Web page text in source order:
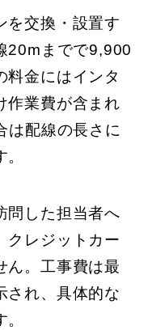
を交換・設置す
20mまでで9,900
料金にはインタ
作業費が含まれ
は配線の長さに
問した担当者へ
クレジットカー
ん。工事費は最
され、具体的な